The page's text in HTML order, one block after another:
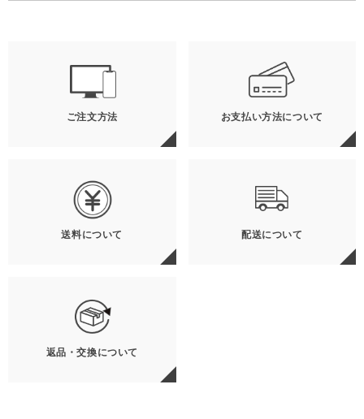
ご注文方法 お支払い方法について
送料について 配送について
返品・交換について